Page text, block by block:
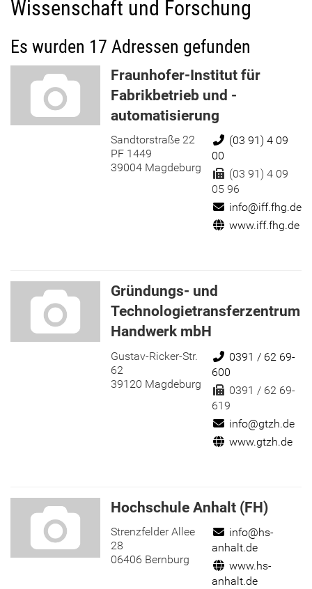
Wissenschaft und Forschung
Es wurden 17 Adressen gefunden
Fraunhofer-Institut für
Fabrikbetrieb und -
automatisierung
Sandtorstraße 22
PF 1449
39004 Magdeburg
Telefon:
(03 91) 4 09
00
Fax:
(03 91) 4 09
05 96
E-Mail:
info@iff.fhg.de
Internet:
www.iff.fhg.de
Gründungs- und
Technologietransferzentrum
Handwerk mbH
Gustav-Ricker-Str.
62
39120 Magdeburg
Telefon:
0391 / 62 69-
600
Fax:
0391 / 62 69-
619
E-Mail:
info@gtzh.de
Internet:
www.gtzh.de
Hochschule Anhalt (FH)
Strenzfelder Allee
28
06406 Bernburg
E-Mail:
info@hs-
anhalt.de
Internet:
www.hs-
anhalt.de